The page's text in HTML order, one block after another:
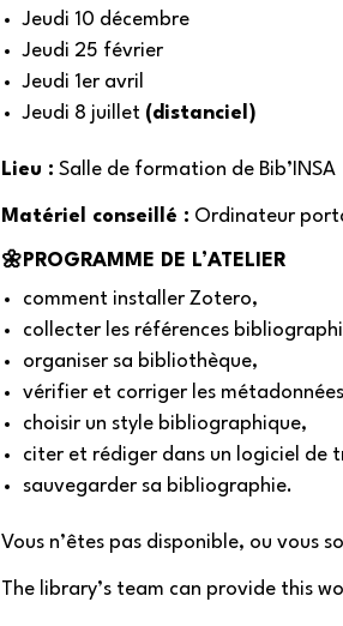
Jeudi 10 décembre
Jeudi 25 février
Jeudi 1er avril
Jeudi 8 juillet (distanciel)
Lieu : Salle de formation de Bib’INSA
Matériel conseillé : Ordinateur
🌼PROGRAMME DE L’ATELIER
comment installer Zotero,
collecter les références
organiser sa bibliothèque,
vérifier et corriger les
choisir un style bibliographique,
citer et rédiger dans un logiciel de
sauvegarder sa bibliographie.
Vous n’êtes pas disponible, ou vous
The library’s team can provide this